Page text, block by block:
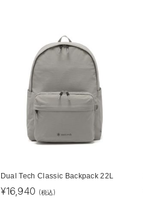
Dual Tech Classic Backpack 22L
¥16,940 (税込)